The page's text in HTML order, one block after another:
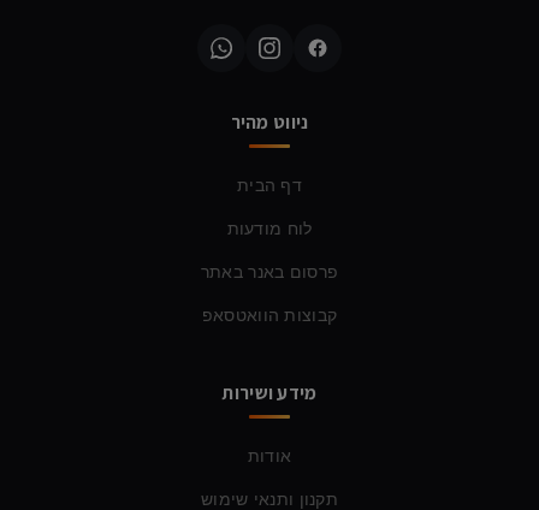
ניווט מהיר
דף הבית
לוח מודעות
פרסום באנר באתר
קבוצות הוואטסאפ
מידע ושירות
אודות
תקנון ותנאי שימוש